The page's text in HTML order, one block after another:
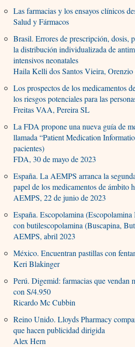
Las farmacias y los ensayos clínicos
Salud y Fármacos
Brasil. Errores de prescripción, dosis,
la distribución individualizada de
intensivos neonatales
Haila Kelli dos Santos Vieira, Orenzio
Los prospectos de los medicamentos
los riesgos potenciales para las
Freitas VAA, Pereira SL
La FDA propone una nueva guía de
llamada “Patient Medication
pacientes)
FDA, 30 de mayo de 2023
España. La AEMPS arranca la
papel de los medicamentos de ámbito
AEMPS, 22 de junio de 2023
España. Escopolamina
con butilescopolamina (Buscapina,
AEMPS, abril 2023
México. Encuentran pastillas con
Keri Blakinger
Perú. Digemid: farmacias que vendan
con S/4.950
Ricardo Mc Cubbin
Reino Unido. Lloyds Pharmacy
que hacen publicidad dirigida
Alex Hern